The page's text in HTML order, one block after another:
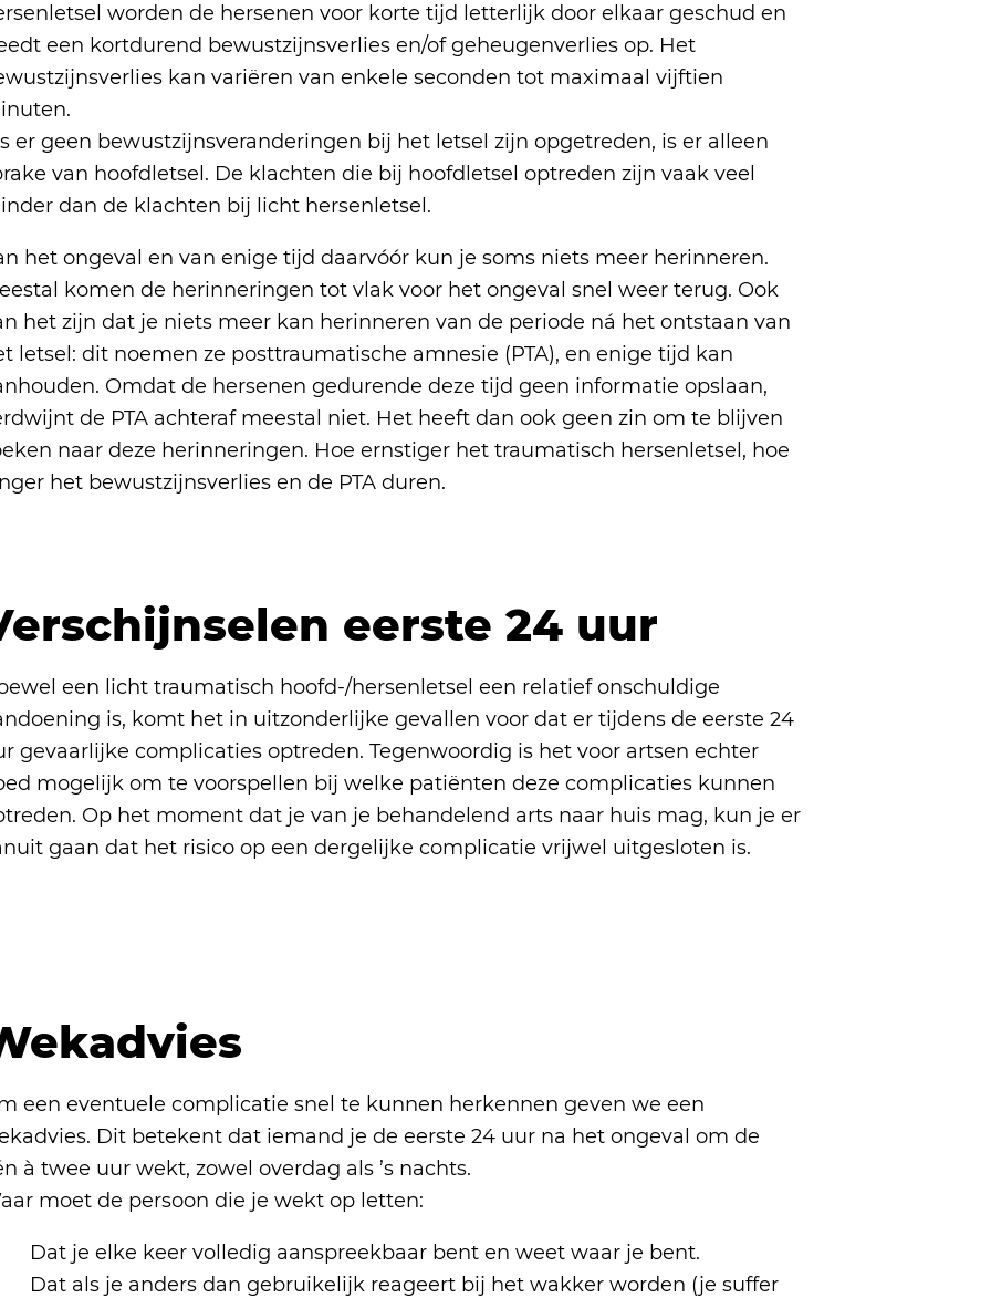
worden de hersenen voor korte tijd letterlijk door elkaar geschud en
een kortdurend bewustzijnsverlies en/of geheugenverlies op. Het
kan variëren van enkele seconden tot maximaal vijftien
er geen bewustzijnsveranderingen bij het letsel zijn opgetreden, is er alleen
van hoofdletsel. De klachten die bij hoofdletsel optreden zijn vaak veel
dan de klachten bij licht hersenletsel.
het ongeval en van enige tijd daarvóór kun je soms niets meer herinneren.
komen de herinneringen tot vlak voor het ongeval snel weer terug. Ook
het zijn dat je niets meer kan herinneren van de periode ná het ontstaan van
letsel: dit noemen ze posttraumatische amnesie (PTA), en enige tijd kan
Omdat de hersenen gedurende deze tijd geen informatie opslaan,
de PTA achteraf meestal niet. Het heeft dan ook geen zin om te blijven
naar deze herinneringen. Hoe ernstiger het traumatisch hersenletsel, hoe
het bewustzijnsverlies en de PTA duren.
eerste 24 uur
een licht traumatisch hoofd-/hersenletsel een relatief onschuldige
is, komt het in uitzonderlijke gevallen voor dat er tijdens de eerste 24
gevaarlijke complicaties optreden. Tegenwoordig is het voor artsen echter
mogelijk om te voorspellen bij welke patiënten deze complicaties kunnen
Op het moment dat je van je behandelend arts naar huis mag, kun je er
gaan dat het risico op een dergelijke complicatie vrijwel uitgesloten is.
een eventuele complicatie snel te kunnen herkennen geven we een
Dit betekent dat iemand je de eerste 24 uur na het ongeval om de
à twee uur wekt, zowel overdag als ’s nachts.
moet de persoon die je wekt op letten:
Dat je elke keer volledig aanspreekbaar bent en weet waar je bent.
Dat als je anders dan gebruikelijk reageert bij het wakker worden (je suffer